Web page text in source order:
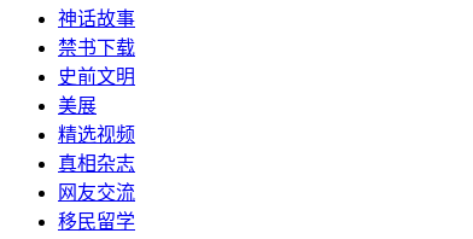
神话故事
禁书下载
史前文明
美展
精选视频
真相杂志
网友交流
移民留学